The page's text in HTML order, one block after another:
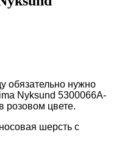
обязательно нужно
Nyksund 5300066A-
розовом цвете.
шерсть с